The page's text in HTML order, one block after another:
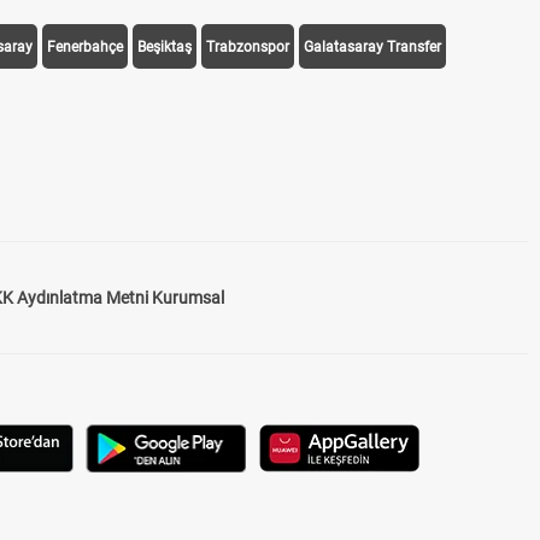
Fenerbahçe Beşiktaş Trabzonspor Galatasaray Transfer
Aydınlatma Metni Kurumsal